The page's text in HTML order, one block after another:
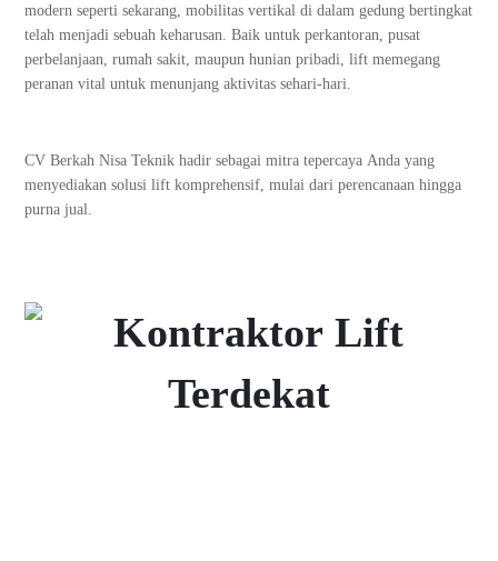
modern seperti sekarang, mobilitas vertikal di dalam gedung bertingkat
telah menjadi sebuah keharusan. Baik untuk perkantoran, pusat
perbelanjaan, rumah sakit, maupun hunian pribadi, lift memegang
peranan vital untuk menunjang aktivitas sehari-hari.
CV Berkah Nisa Teknik hadir sebagai mitra tepercaya Anda yang
menyediakan solusi lift komprehensif, mulai dari perencanaan hingga
purna jual.